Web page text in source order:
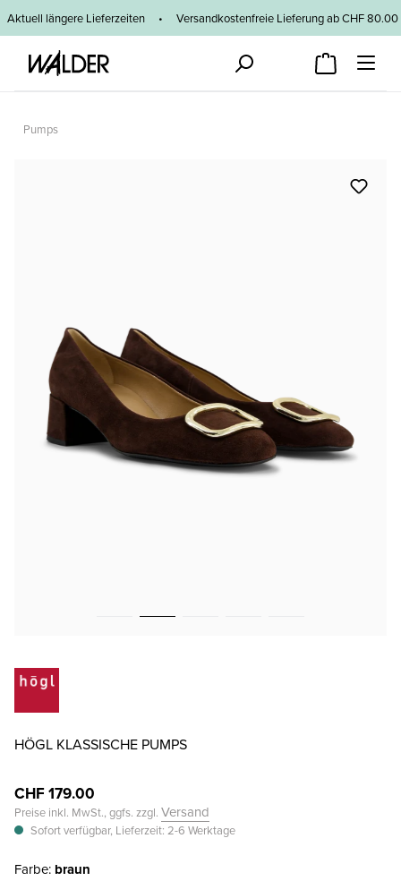
Zum Hauptinhalt springen
Aktuell längere Lieferzeiten • Versandkostenfreie Lieferung ab CHF
Pumps
HÖGL KLASSISCHE PUMPS
CHF 179.00
Preise inkl. MwSt., ggfs. zzgl. Versand
Sofort verfügbar, Lieferzeit: 2-6 Werktage
Farbe: braun